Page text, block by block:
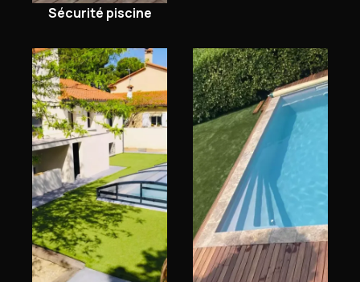
Sécurité piscine